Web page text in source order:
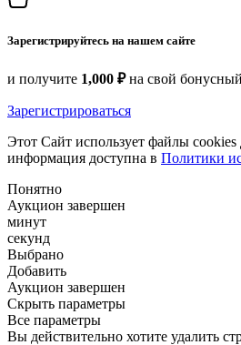
Зарегистрируйтесь на нашем сайте
и получите 1,000 ₽на свой
Зарегистрироваться
Этот Сайт использует файлы
информация доступна в Политики
Понятно
Аукцион завершен
минут
секунд
Выбрано
Добавить
Аукцион завершен
Скрыть параметры
Все параметры
Вы действительно хотите удалить